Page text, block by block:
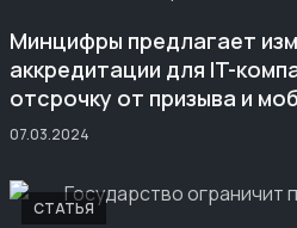
Минцифры предлагает
аккредитации для IT-
отсрочку от призыва и
07.03.2024
СТАТЬЯ